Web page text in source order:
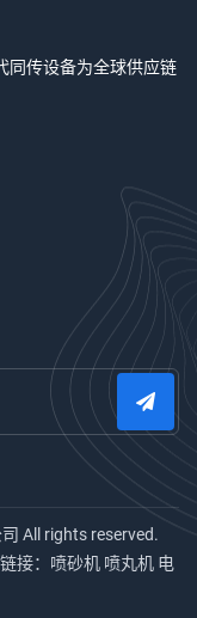
同传设备为全球供应链
All rights reserved.
接： 喷砂机 喷丸机 电